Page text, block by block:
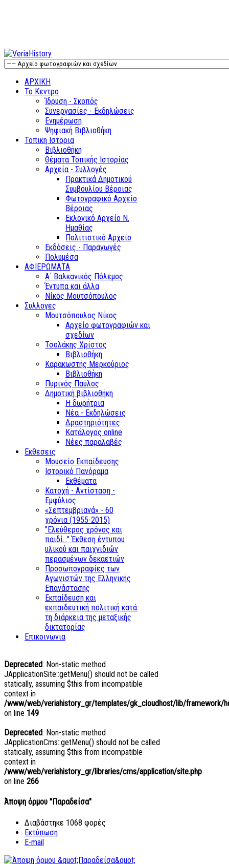
ΑΡΧΙΚΗ
Το Κεντρο
Ίδρυση - Σκοπός
Συνεργασίες - Εκδηλώσεις
Ενημέρωση
Ψηφιακή Βιβλιοθήκη
Τοπικη Ιστορια
Βιβλιοθήκη
Θέματα Τοπικής Ιστορίας
Αρχεία - Συλλογές
Πρακτικά Δημοτικού
Συμβουλίου Βέροιας
Φωτογραφικό Αρχείο
Βέροιας
Εκλογικό Αρχείο Ν.
Ημαθίας
Πολιτιστικό Αρχείο
Εκδόσεις - Παραγωγές
Πολυμέσα
ΑΦΙΕΡΩΜΑΤΑ
Α΄ Βαλκανικός Πόλεμος
Έντυπα και άλλα
Νίκος Μουτσόπουλος
Συλλογες
Μουτσόπουλος Νίκος
Αρχείο φωτογραφιών και
σχεδίων
Τσολάκης Χρίστος
Βιβλιοθήκη
Καρακωστής Μερκούριος
Βιβλιοθήκη
Πυρινός Παύλος
Δημοτική βιβλιοθήκη
Η δωρήτρια
Νέα - Εκδηλώσεις
Δραστηριότητες
Κατάλογος online
Νέες παραλαβές
Εκθεσεις
Μουσείο Εκπαίδευσης
Ιστορικό Πανόραμα
Εκθέματα
Κατοχή - Αντίσταση -
Εμφύλιος
«Σεπτεμβριανά» - 60
χρόνια (1955-2015)
"Ελεύθερος χρόνος και
παιδί..." Έκθεση έντυπου
υλικού και παιχνιδιών
περασμένων δεκαετιών
Προσωπογραφίες των
Αγωνιστών της Ελληνικής
Επανάστασης
Εκπαίδευση και
εκπαιδευτική πολιτική κατά
τη διάρκεια της μεταξικής
δικτατορίας
Επικοινωνια
Deprecated: Non-static method
JApplicationSite::getMenu() should not be called
statically, assuming $this from incompatible
context in
/www/web/veriahistory_gr/templates/gk_cloudhost/lib/framework/
on line 149
Deprecated: Non-static method
JApplicationCms::getMenu() should not be called
statically, assuming $this from incompatible
context in
/www/web/veriahistory_gr/libraries/cms/application/site.php
on line 266
Άποψη όρμου "Παραδείσα"
Διαβάστηκε 1068 φορές
Εκτύπωση
E-mail